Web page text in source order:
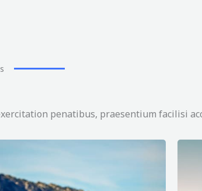
penatibus, praesentium facilisi